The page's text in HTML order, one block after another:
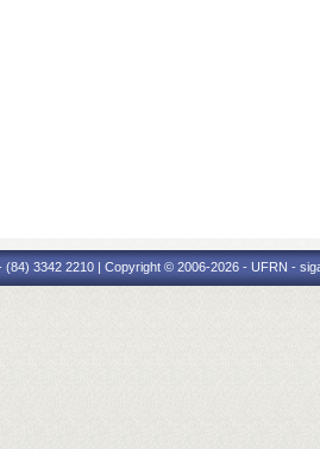
3342 2210 | Copyright © 2006-2026 - UFRN -